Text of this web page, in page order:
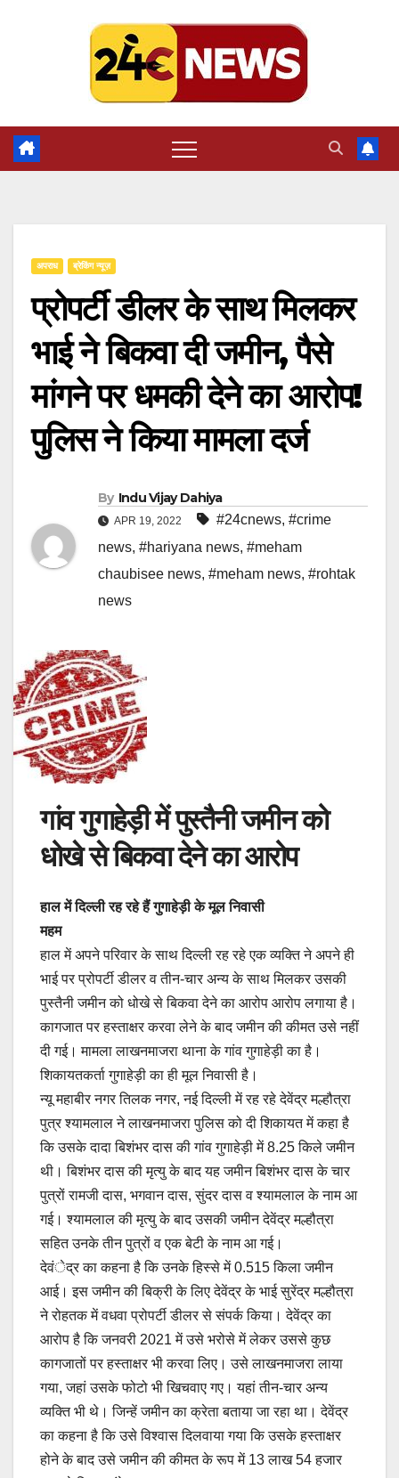
अपराध ब्रेकिंग न्यूज़
प्रोपर्टी डीलर के साथ मिलकर
भाई ने बिकवा दी जमीन, पैसे
मांगने पर धमकी देने का आरोप!
पुलिस ने किया मामला दर्ज
By Indu Vijay Dahiya
APR 19, 2022 #24cnews, #crime
news, #hariyana news, #meham
chaubisee news, #meham news, #rohtak
news
गांव गुगाहेड़ी में पुस्तैनी जमीन को
धोखे से बिकवा देने का आरोप
हाल में दिल्ली रह रहे हैं गुगाहेड़ी के मूल निवासी
महम
हाल में अपने परिवार के साथ दिल्ली रह रहे एक व्यक्ति ने अपने ही
भाई पर प्रोपर्टी डीलर व तीन-चार अन्य के साथ मिलकर उसकी
पुस्तैनी जमीन को धोखे से बिकवा देने का आरोप आरोप लगाया है।
कागजात पर हस्ताक्षर करवा लेने के बाद जमीन की कीमत उसे नहीं
दी गई। मामला लाखनमाजरा थाना के गांव गुगाहेड़ी का है।
शिकायतकर्ता गुगाहेड़ी का ही मूल निवासी है।
न्यू महाबीर नगर तिलक नगर, नई दिल्ली में रह रहे देवेंद्र मल्हौत्रा
पुत्र श्यामलाल ने लाखनमाजरा पुलिस को दी शिकायत में कहा है
कि उसके दादा बिशंभर दास की गांव गुगाहेड़ी में 8.25 किले जमीन
थी। बिशंभर दास की मृत्यु के बाद यह जमीन बिशंभर दास के चार
पुत्रों रामजी दास, भगवान दास, सुंदर दास व श्यामलाल के नाम आ
गई। श्यामलाल की मृत्यु के बाद उसकी जमीन देवेंद्र मल्हौत्रा
सहित उनके तीन पुत्रों व एक बेटी के नाम आ गई।
देवंेद्र का कहना है कि उनके हिस्से में 0.515 किला जमीन
आई। इस जमीन की बिक्री के लिए देवेंद्र के भाई सुरेंद्र मल्हौत्रा
ने रोहतक में वधवा प्रोपर्टी डीलर से संपर्क किया। देवेंद्र का
आरोप है कि जनवरी 2021 में उसे भरोसे में लेकर उससे कुछ
कागजातों पर हस्ताक्षर भी करवा लिए। उसे लाखनमाजरा लाया
गया, जहां उसके फोटो भी खिचवाए गए। यहां तीन-चार अन्य
व्यक्ति भी थे। जिन्हें जमीन का क्रेता बताया जा रहा था। देवेंद्र
का कहना है कि उसे विश्वास दिलवाया गया कि उसके हस्ताक्षर
होने के बाद उसे जमीन की कीमत के रूप में 13 लाख 54 हजार